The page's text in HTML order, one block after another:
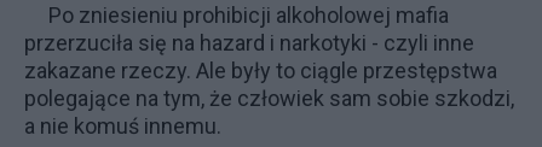
Po zniesieniu prohibicji alkoholowej mafia
przerzuciła się na hazard i narkotyki - czyli inne
zakazane rzeczy. Ale były to ciągle przestępstwa
polegające na tym, że człowiek sam sobie szkodzi,
a nie komuś innemu.